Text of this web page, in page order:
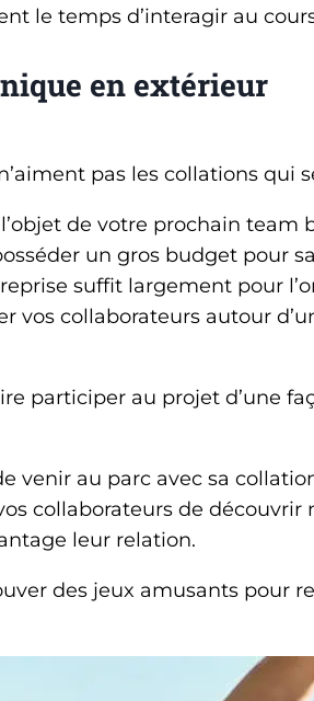
le temps d’interagir au
en extérieur
pas les collations qui
de votre prochain team
un gros budget pour
suffit largement pour
vos collaborateurs autour
participer au projet d’une
venir au parc avec sa
collaborateurs de
leur relation.
des jeux amusants pour